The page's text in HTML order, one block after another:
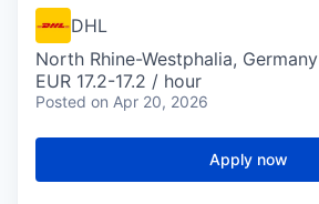
DHL
North Rhine-Westphalia, Germany
EUR 17.2-17.2 / hour
Posted on Apr 20, 2026
Apply now